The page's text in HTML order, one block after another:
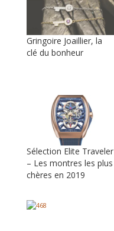
Gringoire Joaillier, la
clé du bonheur
Sélection Elite Traveler
– Les montres les plus
chères en 2019